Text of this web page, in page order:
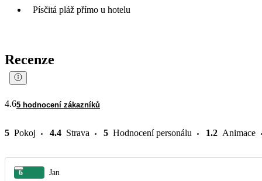
Písčitá pláž přímo u hotelu
Recenze
4.65 hodnocení zákazníků
5 Pokoj 4.4 Strava 5 Hodnocení personálu 1.2 Animace
6 Jan